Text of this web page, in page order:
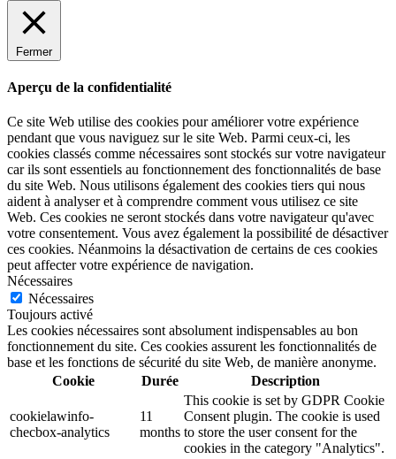
Fermer
Aperçu de la confidentialité
Ce site Web utilise des cookies pour améliorer votre expérience
pendant que vous naviguez sur le site Web. Parmi ceux-ci, les
cookies classés comme nécessaires sont stockés sur votre navigateur
car ils sont essentiels au fonctionnement des fonctionnalités de base
du site Web. Nous utilisons également des cookies tiers qui nous
aident à analyser et à comprendre comment vous utilisez ce site
Web. Ces cookies ne seront stockés dans votre navigateur qu'avec
votre consentement. Vous avez également la possibilité de désactiver
ces cookies. Néanmoins la désactivation de certains de ces cookies
peut affecter votre expérience de navigation.
Nécessaires
Nécessaires
Toujours activé
Les cookies nécessaires sont absolument indispensables au bon
fonctionnement du site. Ces cookies assurent les fonctionnalités de
base et les fonctions de sécurité du site Web, de manière anonyme.
Cookie
Durée Description
cookielawinfo-
checbox-analytics
11
months
This cookie is set by GDPR Cookie
Consent plugin. The cookie is used
to store the user consent for the
cookies in the category "Analytics".